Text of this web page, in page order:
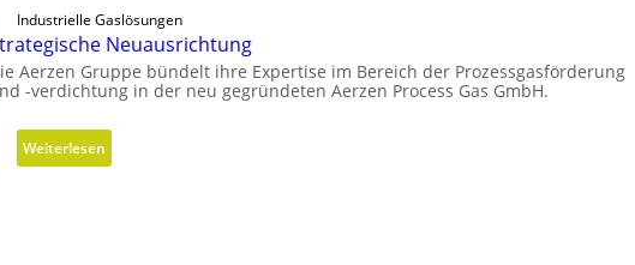
D
i
m
e
s
i
l
t
g
W
e
i
d
e
r
e
Industrielle Gaslösungen
Neuausrichtung
Aerzen Gruppe bündelt ihre Expertise im Bereich der Prozessgasförderung
-verdichtung in der neu gegründeten Aerzen Process Gas GmbH.
Weiterlesen:
S